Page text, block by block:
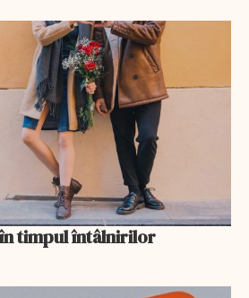
timpul întâlnirilor